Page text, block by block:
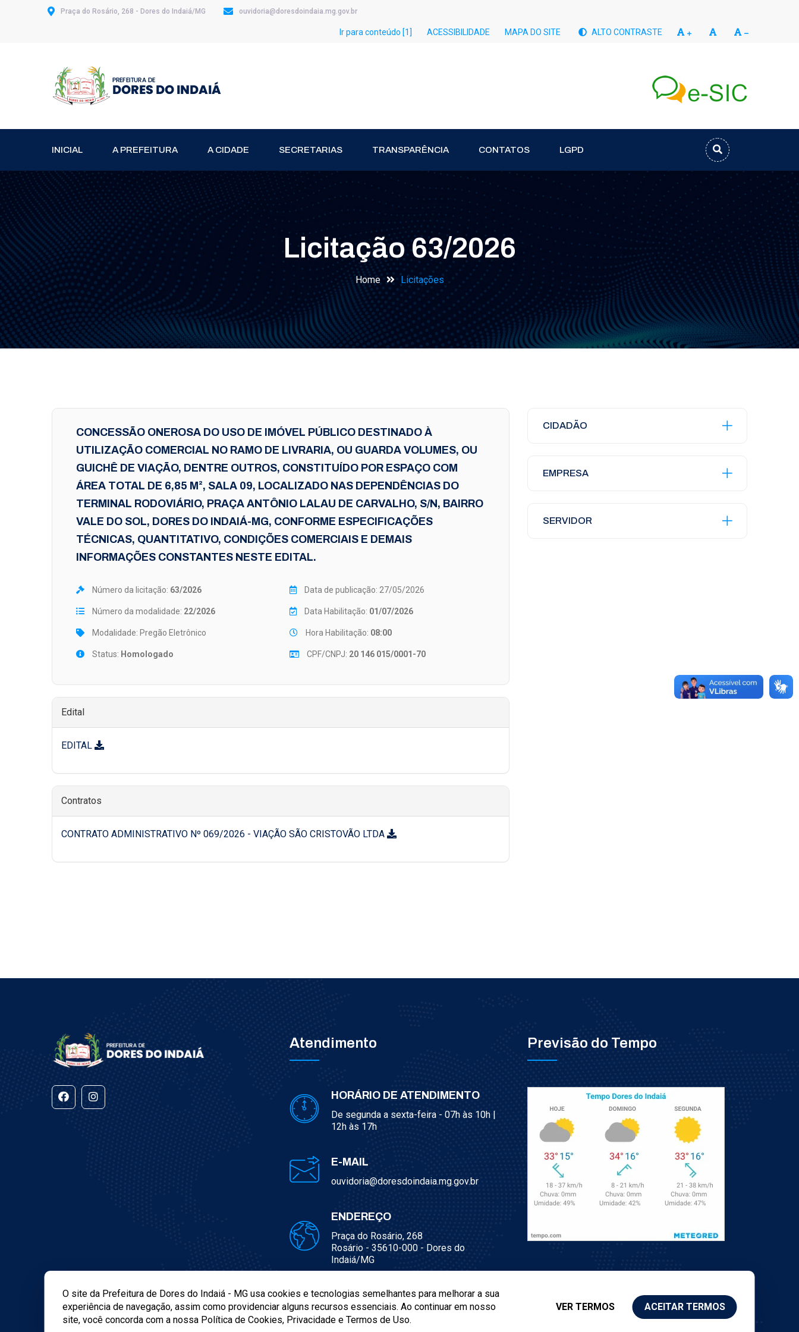
Praça do Rosário, 268 - Dores do Indaiá/MG ouvidoria@doresdoindaia.mg.gov.br
Ir para conteúdo [1] ACESSIBILIDADE MAPA DO SITE ALTO CONTRASTE
INICIAL A PREFEITURA A CIDADE SECRETARIAS TRANSPARÊNCIA CONTATOS LGPD
Licitação 63/2026
Home Licitações
CONCESSÃO ONEROSA DO USO DE IMÓVEL PÚBLICO DESTINADO À
UTILIZAÇÃO COMERCIAL NO RAMO DE LIVRARIA, OU GUARDA VOLUMES, OU
GUICHÊ DE VIAÇÃO, DENTRE OUTROS, CONSTITUÍDO POR ESPAÇO COM
ÁREA TOTAL DE 6,85 M², SALA 09, LOCALIZADO NAS DEPENDÊNCIAS DO
TERMINAL RODOVIÁRIO, PRAÇA ANTÔNIO LALAU DE CARVALHO, S/N, BAIRRO
VALE DO SOL, DORES DO INDAIÁ-MG, CONFORME ESPECIFICAÇÕES
TÉCNICAS, QUANTITATIVO, CONDIÇÕES COMERCIAIS E DEMAIS
INFORMAÇÕES CONSTANTES NESTE EDITAL.
Número da licitação: 63/2026
Número da modalidade: 22/2026
Modalidade: Pregão Eletrônico
Status: Homologado
Data de publicação: 27/05/2026
Data Habilitação: 01/07/2026
Hora Habilitação: 08:00
CPF/CNPJ: 20 146 015/0001-70
Edital
EDITAL
Contratos
CONTRATO ADMINISTRATIVO Nº 069/2026 - VIAÇÃO SÃO CRISTOVÃO LTDA
CIDADÃO
EMPRESA
SERVIDOR
Atendimento
HORÁRIO DE ATENDIMENTO
De segunda a sexta-feira - 07h às 10h |
12h às 17h
E-MAIL
ouvidoria@doresdoindaia.mg.gov.br
ENDEREÇO
Praça do Rosário, 268
Rosário - 35610-000 - Dores do
Indaiá/MG
Previsão do Tempo
O site da Prefeitura de Dores do Indaiá - MG usa cookies e tecnologias semelhantes para melhorar a sua
experiência de navegação, assim como providenciar alguns recursos essenciais. Ao continuar em nosso
site, você concorda com a nossa Política de Cookies, Privacidade e Termos de Uso.
VER TERMOS ACEITAR TERMOS